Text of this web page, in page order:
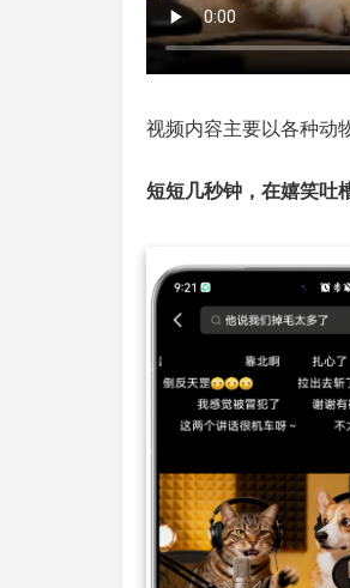
视频内容主要以各种动
短短几秒钟，在嬉笑吐